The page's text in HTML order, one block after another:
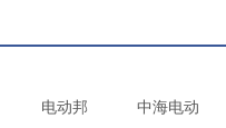
电动邦 中海电动